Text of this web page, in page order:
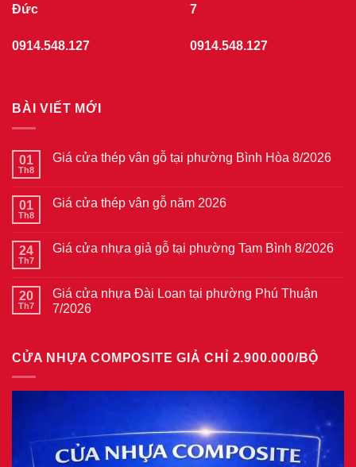
Đức
0914.548.127
7
0914.548.127
BÀI VIẾT MỚI
01
Th8
Giá cửa thép vân gỗ tại phường Bình Hòa 8/2026
luận
thép
vân
phường
Bình
Hòa
01
Th8
Giá cửa thép vân gỗ năm 2026
luận
thép
vân
gỗ
24
Th7
Giá cửa nhựa giả gỗ tại phường Tam Bình 8/2026
luận
ở
Giá
gỗ
20
Th7
Giá cửa nhựa Đài Loan tại phường Phú Thuận
7/2026
luận
ở
phường
Phú
Thuận
CỬA NHỰA COMPOSITE GIẢ CHỈ 2.900.000/BỘ